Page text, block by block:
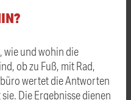
wie und wohin die
ob zu Fuß, mit Rad,
wertet die Antworten
Die Ergebnisse dienen